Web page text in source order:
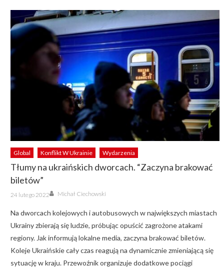
Global Konflikt W Ukrainie Wydarzenia
Tłumy na ukraińskich dworcach. “Zaczyna brakować
biletów”
Posted
on
24 lutego 2022 Author
Michał Ciechowski
Na dworcach kolejowych i autobusowych w największych miastach
Ukrainy zbierają się ludzie, próbując opuścić zagrożone atakami
regiony. Jak informują lokalne media, zaczyna brakować biletów.
Koleje Ukraińskie cały czas reagują na dynamicznie zmieniającą się
sytuację w kraju. Przewoźnik organizuje dodatkowe pociągi